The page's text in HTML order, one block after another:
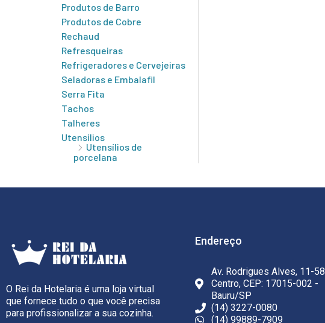
Produtos de Barro
Produtos de Cobre
Rechaud
Refresqueiras
Refrigeradores e Cervejeiras
Seladoras e Embalafil
Serra Fita
Tachos
Talheres
Utensílios
Utensílios de
porcelana
O Rei da Hotelaria é uma loja virtual
que fornece tudo o que você precisa
para profissionalizar a sua cozinha.
Endereço
Av. Rodrigues Alves, 11-58
Centro, CEP: 17015-002 -
Bauru/SP
(14) 3227-0080
(14) 99889-7909